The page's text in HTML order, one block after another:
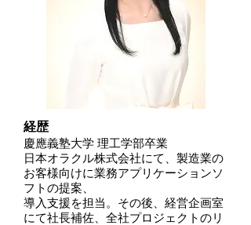
経歴
慶應義塾大学 理工学部卒業
日本オラクル株式会社にて、製造業の
お客様向けに業務アプリケーションソ
フトの提案、
導入支援を担当。その後、経営企画室
にて社長補佐、全社プロジェクトのリ